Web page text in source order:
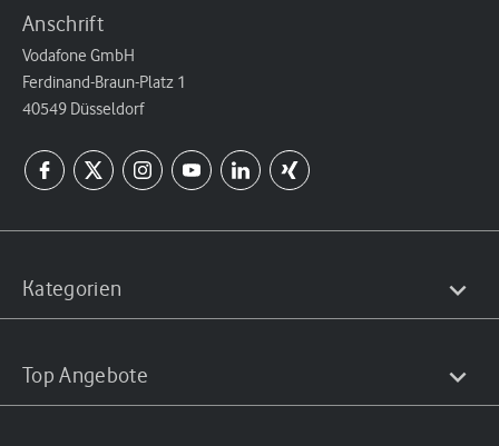
Anschrift
Vodafone GmbH
Ferdinand-Braun-Platz 1
40549 Düsseldorf
Kategorien
Top Angebote